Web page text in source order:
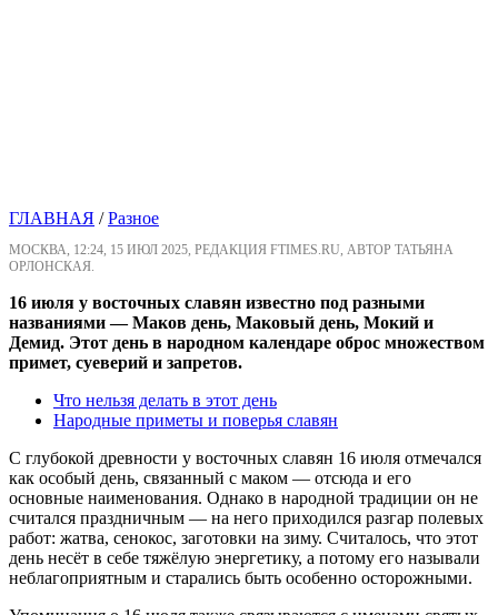
ГЛАВНАЯ /Разное
МОСКВА, 12:24, 15 ИЮЛ 2025, РЕДАКЦИЯ FTIMES.RU, АВТОР ТАТЬЯНА
ОРЛОНСКАЯ.
16 июля у восточных славян известно под разными
названиями — Маков день, Маковый день, Мокий и
Демид. Этот день в народном календаре оброс множеством
примет, суеверий и запретов.
Что нельзя делать в этот день
Народные приметы и поверья славян
С глубокой древности у восточных славян 16 июля отмечался
как особый день, связанный с маком — отсюда и его
основные наименования. Однако в народной традиции он не
считался праздничным — на него приходился разгар полевых
работ: жатва, сенокос, заготовки на зиму. Считалось, что этот
день несёт в себе тяжёлую энергетику, а потому его называли
неблагоприятным и старались быть особенно осторожными.